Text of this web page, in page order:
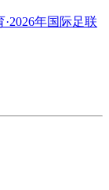
·2026年国际足联